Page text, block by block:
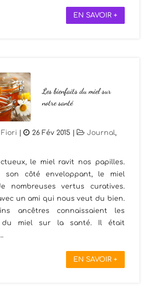
EN SAVOIR +
Les bienfaits du miel sur
notre santé
| 26 Fév 2015 | Journal,
le miel ravit nos papilles.
son côté enveloppant, le miel
nombreuses vertus curatives.
un ami qui nous veut du bien.
ancêtres connaissaient les
du miel sur la santé. Il était
EN SAVOIR +